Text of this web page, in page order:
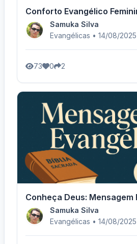
Conforto Evangélico
Samuka Silva
Evangélicas • 14/08/2025
73 0 2
Conheça Deus: Mensagem
Samuka Silva
Evangélicas • 14/08/2025